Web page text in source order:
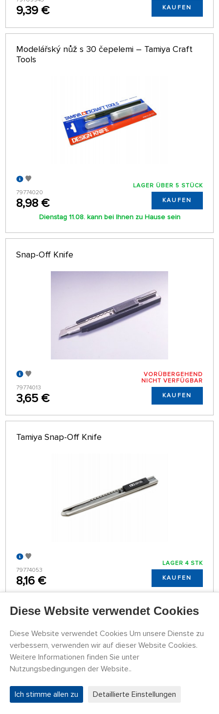
9,39 € KAUFEN
Modelářský nůž s 30 čepelemi – Tamiya Craft
Tools
79774020
8,98 €
LAGER ÜBER 5 STÜCK
KAUFEN
Dienstag 11.08. kann bei Ihnen zu Hause sein
Snap-Off Knife
79774013
3,65 €
VORÜBERGEHEND
NICHT VERFÜGBAR
KAUFEN
Tamiya Snap-Off Knife
79774053
8,16 €
LAGER 4 STK
KAUFEN
Mittwoch 12.08. kann bei Ihnen zu Hause sein
Náhlavní lupa se zvětšovacími skly (1,2×, 1,8×,
2,5×, 3,5×) a LED osvětlením
Diese Website verwendet Cookies
Diese Website verwendet Cookies Um unsere Dienste zu
verbessern, verwenden wir auf dieser Website Cookies.
Weitere Informationen finden Sie unter
Nutzungsbedingungen der Website..
Ich stimme allen zu Detaillierte Einstellungen